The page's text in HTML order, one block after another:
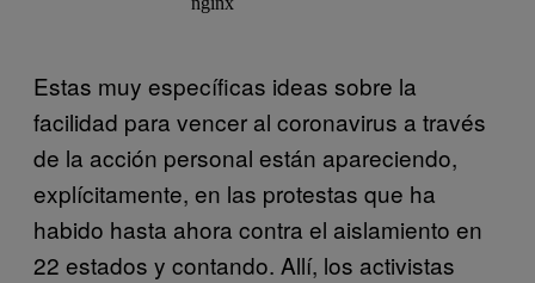
Estas muy específicas ideas sobre la
facilidad para vencer al coronavirus a través
de la acción personal están apareciendo,
explícitamente, en las protestas que ha
habido hasta ahora contra el aislamiento en
22 estados y contando. Allí, los activistas